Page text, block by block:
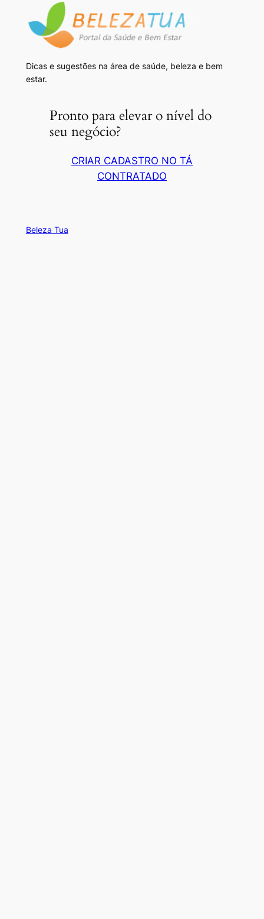
Dicas e sugestões na área de saúde, beleza e bem
estar.
Pronto para elevar o nível do
seu negócio?
CRIAR CADASTRO NO TÁ
CONTRATADO
Beleza Tua